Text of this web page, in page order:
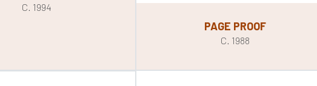
C. 1994
PAGE PROOF
C. 1988